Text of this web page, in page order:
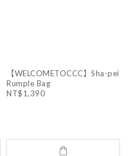
【WELCOMETOCCC】Sha-pei
Rumple Bag
NT$1,390